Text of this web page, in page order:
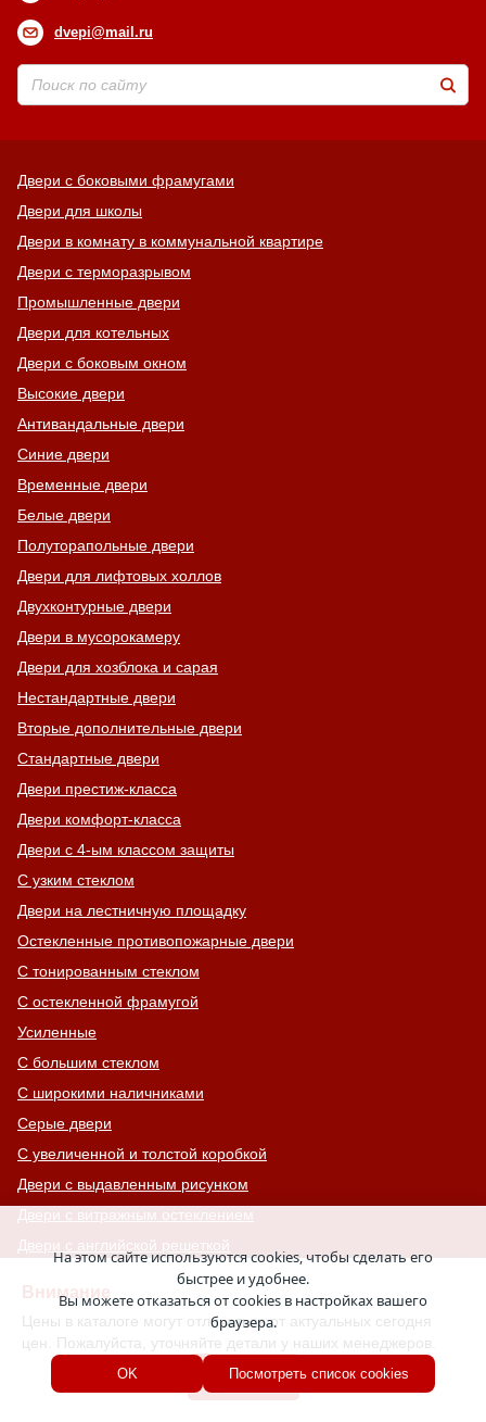
Внимание
Цены в каталоге могут отличаться от актуальных сегодня
цен. Пожалуйста, уточняйте детали у наших менеджеров.
Хорошо
dvepi@mail.ru
Двери с боковыми фрамугами
Двери для школы
Двери в комнату в коммунальной квартире
Двери с терморазрывом
Промышленные двери
Двери для котельных
Двери с боковым окном
Высокие двери
Антивандальные двери
Синие двери
Временные двери
Белые двери
Полуторапольные двери
Двери для лифтовых холлов
Двухконтурные двери
Двери в мусорокамеру
Двери для хозблока и сарая
Нестандартные двери
Вторые дополнительные двери
Стандартные двери
Двери престиж-класса
Двери комфорт-класса
Двери с 4-ым классом защиты
С узким стеклом
Двери на лестничную площадку
Остекленные противопожарные двери
С тонированным стеклом
С остекленной фрамугой
Усиленные
С большим стеклом
С широкими наличниками
Серые двери
С увеличенной и толстой коробкой
Двери с выдавленным рисунком
Двери с витражным остеклением
Двери с английской решеткой
Глухие противопожарные двери
Однопольные противопожарные двери
Двери со львом
Двери Антипаника
Двери с окном сверху
На этом сайте используются cookies, чтобы сделать его
быстрее и удобнее.
Вы можете отказаться от cookies в настройках вашего
браузера.
OK Посмотреть список cookies